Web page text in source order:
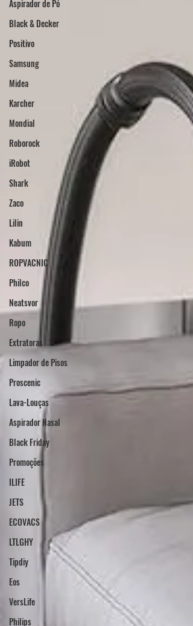
Aspirador de Pó
Black & Decker
Positivo
Samsung
Midea
Karcher
Mondial
Roborock
iRobot
Shark
Zaco
Lilin
Kabum
ROPVACNIC
Philco
Neatsvor
Ropo
Extratoras
Limpador de Pisos
Proscenic
Lava-Louças
Aspirador Nasal
Black Friday
Promoções
ILIFE
JETS
ECOVACS
LTLGHY
Tipdiy
Eos
VersLife
Philips